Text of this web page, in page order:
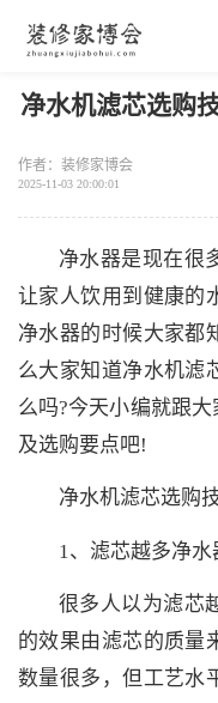
净水机滤芯选购
作者：装修家博会
2025-11-03 20:00:01
净水器是现在很
让家人饮用到健康的
净水器的时候大家都
么大家知道净水机滤
么吗?今天小编就跟
及选购要点吧!
净水机滤芯选购技
1、滤芯越多净
很多人以为滤芯
的效果由滤芯的质量
数量很多，但工艺水